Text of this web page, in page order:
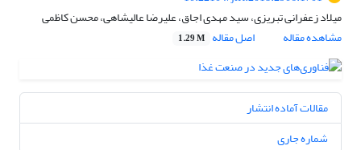
میلاد زعفرانی تبریزی، سید مهدی اجاق، علیرضا عالیشاهی، محسن کاظمی
مشاهده مقاله
اصل مقاله 1.29 M
مقالات آماده انتشار
شماره جاری